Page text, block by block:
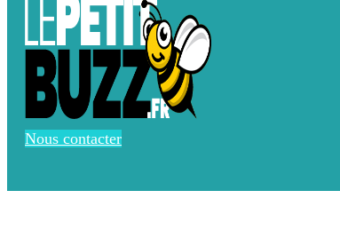
Nous contacter